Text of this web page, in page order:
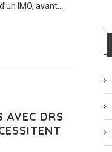
IMO, avant…
DRS